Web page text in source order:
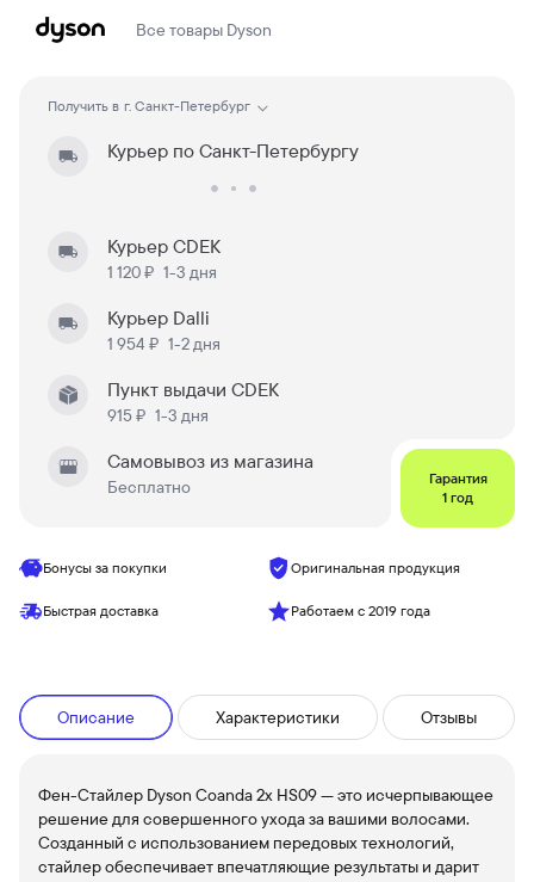
Все товары Dyson
Получить в г. Санкт-Петербург
Курьер по Санкт-Петербургу
Курьер CDEK
1 120 ₽ 1-3 дня
Курьер Dalli
1 954 ₽ 1-2 дня
Пункт выдачи CDEK
915 ₽ 1-3 дня
Самовывоз из магазина
Бесплатно
Гарантия
1 год
Бонусы за покупки Оригинальная продукция
Быстрая доставка Работаем с 2019 года
Описание Характеристики Отзывы
Фен-Стайлер Dyson Coanda 2x HS09 — это исчерпывающее
решение для совершенного ухода за вашими волосами.
Созданный с использованием передовых технологий,
стайлер обеспечивает впечатляющие результаты и дарит